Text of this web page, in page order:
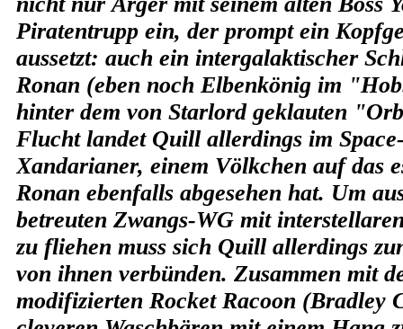
Piratentrupp ein, der prompt ein
aussetzt: auch ein intergalaktischer
Ronan (eben noch Elbenkönig im
hinter dem von Starlord geklauten
Flucht landet Quill allerdings im
Xandarianer, einem Völkchen auf das
Ronan ebenfalls abgesehen hat. Um
betreuten Zwangs-WG mit
zu fliehen muss sich Quill allerdings
von ihnen verbünden. Zusammen mit
modifizierten Rocket Racoon (Bradley